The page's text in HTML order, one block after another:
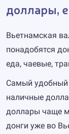
доллары,
Вьетнамская
понадобятся
еда, чаевые,
Самый удобный
наличные
доллары чаще
донги уже во